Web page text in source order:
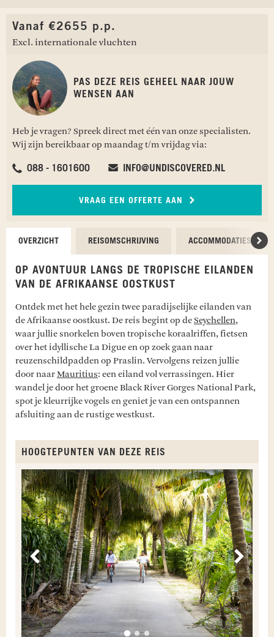
Vanaf €2655 p.p.
Excl. internationale vluchten
PAS DEZE REIS GEHEEL NAAR JOUW
WENSEN AAN
Heb je vragen? Spreek direct met één van onze specialisten.
Wij zijn bereikbaar op maandag t/m vrijdag via:
088 - 1601600 INFO@UNDISCOVERED.NL
VRAAG EEN OFFERTE AAN
OVERZICHT REISOMSCHRIJVING ACCOMMODATIES
OP AVONTUUR LANGS DE TROPISCHE EILANDEN
VAN DE AFRIKAANSE OOSTKUST
Ontdek met het hele gezin twee paradijselijke eilanden van
de Afrikaanse oostkust. De reis begint op deSeychellen,
waar jullie snorkelen boven tropische koraalriffen, fietsen
over het idyllische La Digue en op zoek gaan naar
reuzenschildpadden op Praslin. Vervolgens reizen jullie
door naarMauritius: een eiland vol verrassingen. Hier
wandel je door het groene Black River Gorges National Park,
spot je kleurrijke vogels en geniet je van een ontspannen
afsluiting aan de rustige westkust.
HOOGTEPUNTEN VAN DEZE REIS
Vorige